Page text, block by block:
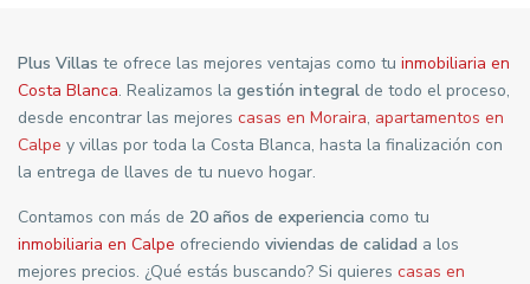
Plus Villas te ofrece las mejores ventajas como tu inmobiliaria en
Costa Blanca. Realizamos la gestión integral de todo el proceso,
desde encontrar las mejores casas en Moraira, apartamentos en
Calpe y villas por toda la Costa Blanca, hasta la finalización con
la entrega de llaves de tu nuevo hogar.
Contamos con más de 20 años de experiencia como tu
inmobiliaria en Calpe ofreciendo viviendas de calidad a los
mejores precios. ¿Qué estás buscando? Si quieres casas en